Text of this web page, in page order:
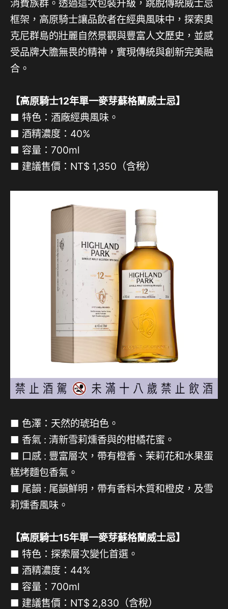
消費族群。透過這次包裝升級，跳脫傳統威士忌
框架，高原騎士讓品飲者在經典風味中，探索奧
克尼群島的壯麗自然景觀與豐富人文歷史，並感
受品牌大膽無畏的精神，實現傳統與創新完美融
合。
【高原騎士12年單一麥芽蘇格蘭威士忌】
■ 特色：酒廠經典風味。
■ 酒精濃度：40%
■ 容量：700ml
■ 建議售價：NT$ 1,350（含稅）
■ 色澤：天然的琥珀色。
■ 香氣 : 清新雪莉燻香與的柑橘花蜜。
■ 口感 : 豐富層次，帶有橙香、茉莉花和水果蛋
糕烤麵包香氣。
■ 尾韻 : 尾韻鮮明，帶有香料木質和橙皮，及雪
莉燻香風味。
【高原騎士15年單一麥芽蘇格蘭威士忌】
■ 特色：探索層次變化首選。
■ 酒精濃度：44%
■ 容量：700ml
■ 建議售價：NT$ 2,830（含稅）